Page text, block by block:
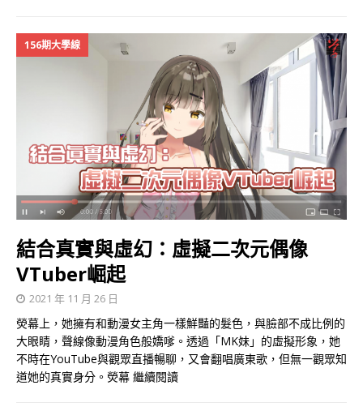
156期大學線
結合真實與虛幻：虛擬二次元偶像
VTuber崛起
2021 年 11 月 26 日
熒幕上，她擁有和動漫女主角一樣鮮豔的髮色，與臉部不成比例的
大眼睛，聲線像動漫角色般嬌嗲。透過「MK妹」的虛擬形象，她
不時在YouTube與觀眾直播暢聊，又會翻唱廣東歌，但無一觀眾知
道她的真實身分。熒幕 繼續閱讀